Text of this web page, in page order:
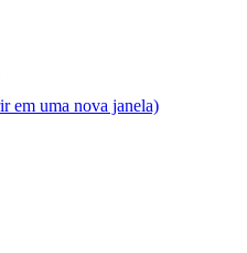
em uma nova janela)